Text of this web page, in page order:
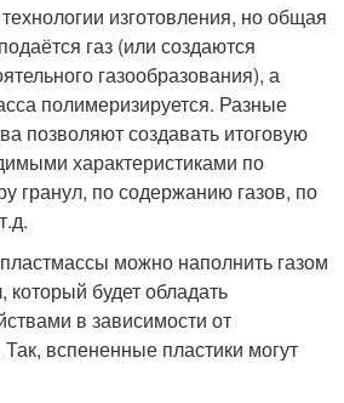
изготовления, но общая
газ (или создаются
газообразования), а
полимеризируется. Разные
позволяют создавать итоговую
характеристиками по
гранул, по содержанию газов, по
можно наполнить газом
который будет обладать
в зависимости от
вспененные пластики могут